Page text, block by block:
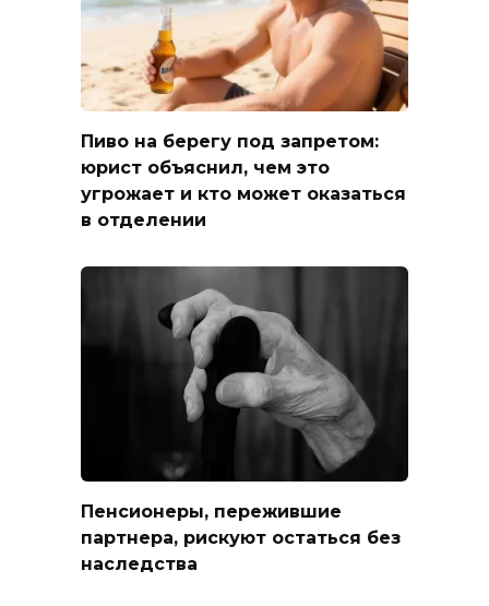
Пиво на берегу под запретом:
юрист объяснил, чем это
угрожает и кто может оказаться
в отделении
Пенсионеры, пережившие
партнера, рискуют остаться без
наследства